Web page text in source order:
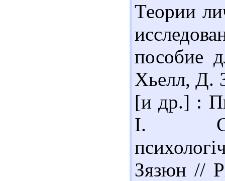
Теории
пособие
Хьелл, Д.
[и др.] :
І.
Зязюн //